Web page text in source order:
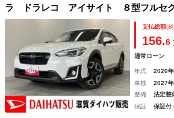
ラ ドラレコ アイサイト ８型フルセ
ｕｅｔｏｏｔｈ ＵＳＢ バックカメ
レーダークルーズコントロール ＬＥ
トエアコン パドルシフト スマートキ
支払総額(
156.6
通常ローン
年式 2020年
車検
2027年
整備
法定整
保証
保証付